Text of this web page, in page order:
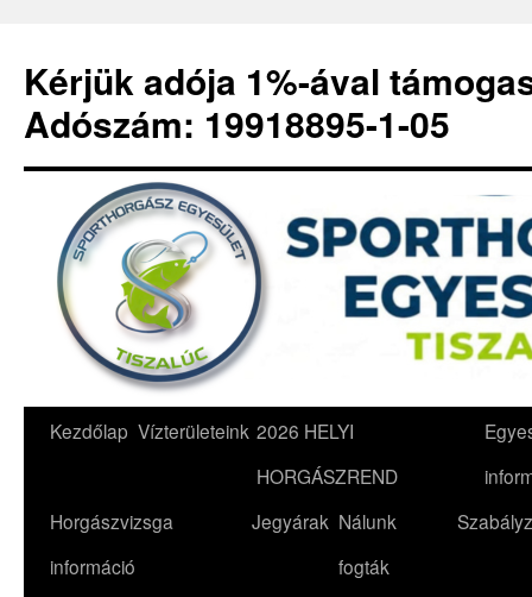
Kérjük adója 1%-ával
Adószám: 19918895-1-05
Kilépés
tartalomba
Kezdőlap Vízterületeink 2026 HELYI
HORGÁSZREND
Horgászvizsga
információ
Jegyárak Nálunk
fogták